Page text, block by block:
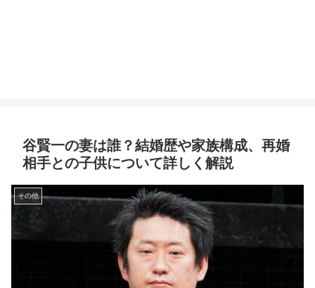
谷賢一の妻は誰？結婚歴や家族構成、再婚
相手との子供について詳しく解説
その他